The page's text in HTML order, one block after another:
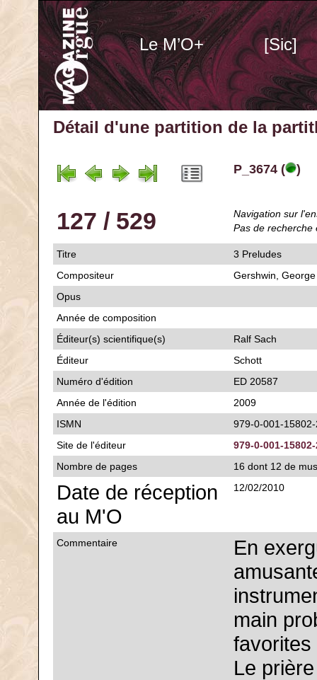
Le M’O+ [Sic]
Détail d'une partition de la
P_3674 ( )
127 / 529
Navigation sur
Pas de recherche
Titre
3 Preludes
Compositeur
Gershwin, George
Opus
Année de composition
Éditeur(s) scientifique(s)
Ralf Sach
Éditeur
Schott
Numéro d'édition
ED 20587
Année de l'édition
2009
ISMN
979-0-001-
Site de l'éditeur
979-0-001-
Nombre de pages
16 dont 12 de
Date de réception
au M'O
12/02/2010
Commentaire
En
main
Le